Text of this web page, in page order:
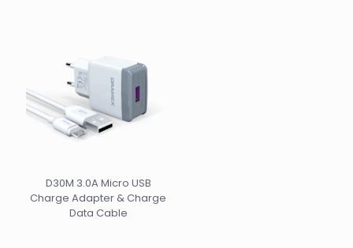
D30M 3.0A Micro USB
Charge Adapter & Charge
Data Cable